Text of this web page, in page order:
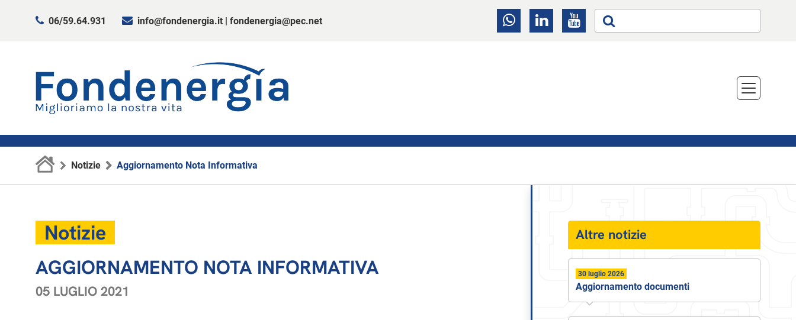
06/59.64.931 info@fondenergia.it | fondenergia@pec.net
Notizie Aggiornamento Nota Informativa
Notizie
AGGIORNAMENTO NOTA INFORMATIVA
05 LUGLIO 2021
Altre notizie
30 luglio 2026
Aggiornamento documenti